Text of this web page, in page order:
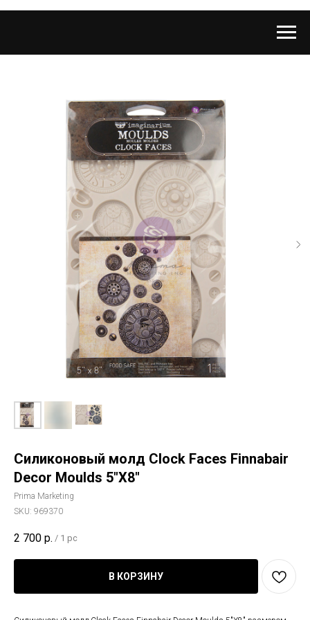
Силиконовый молд Clock Faces Finnabair
Decor Moulds 5"X8"
Prima Marketing
SKU: 969370
2 700 р. / 1 pc
В КОРЗИНУ